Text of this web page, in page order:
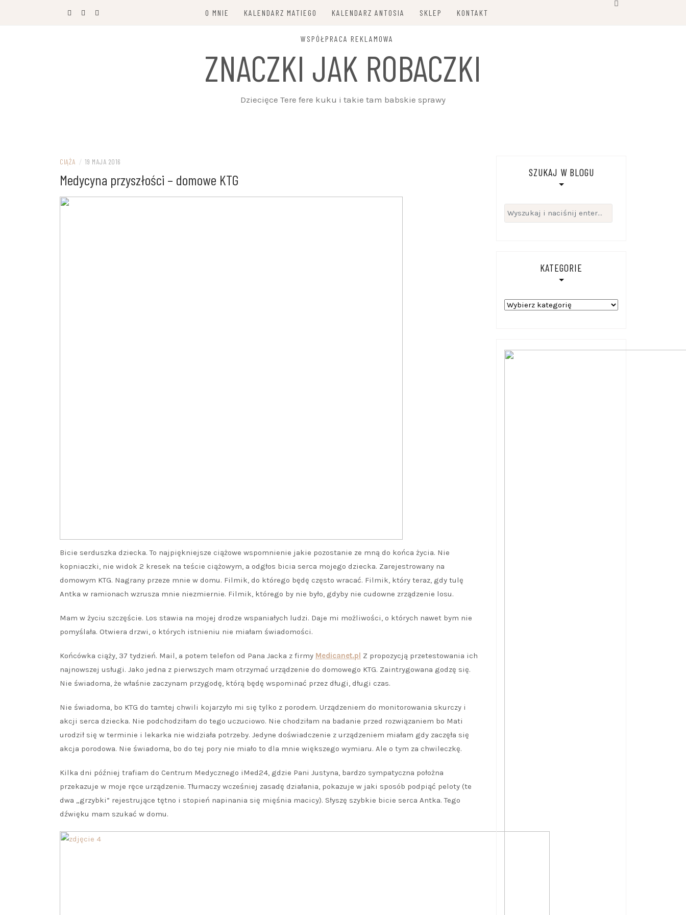
O MNIE KALENDARZ MATIEGO KALENDARZ ANTOSIA SKLEP KONTAKT
WSPÓŁPRACA REKLAMOWA
ZNACZKI JAK ROBACZKI
Dziecięce Tere fere kuku i takie tam babskie sprawy
CIĄŻA / 19 MAJA 2016
Medycyna przyszłości – domowe KTG
Bicie serduszka dziecka. To najpiękniejsze ciążowe wspomnienie jakie pozostanie ze mną do końca życia. Nie
kopniaczki, nie widok 2 kresek na teście ciążowym, a odgłos bicia serca mojego dziecka. Zarejestrowany na
domowym KTG. Nagrany przeze mnie w domu. Filmik, do którego będę często wracać. Filmik, który teraz, gdy tulę
Antka w ramionach wzrusza mnie niezmiernie. Filmik, którego by nie było, gdyby nie cudowne zrządzenie losu.
Mam w życiu szczęście. Los stawia na mojej drodze wspaniałych ludzi. Daje mi możliwości, o których nawet bym nie
pomyślała. Otwiera drzwi, o których istnieniu nie miałam świadomości.
Końcówka ciąży, 37 tydzień. Mail, a potem telefon od Pana Jacka z firmy Medicanet.pl Z propozycją przetestowania ich
najnowszej usługi. Jako jedna z pierwszych mam otrzymać urządzenie do domowego KTG. Zaintrygowana godzę się.
Nie świadoma, że właśnie zaczynam przygodę, którą będę wspominać przez długi, długi czas.
Nie świadoma, bo KTG do tamtej chwili kojarzyło mi się tylko z porodem. Urządzeniem do monitorowania skurczy i
akcji serca dziecka. Nie podchodziłam do tego uczuciowo. Nie chodziłam na badanie przed rozwiązaniem bo Mati
urodził się w terminie i lekarka nie widziała potrzeby. Jedyne doświadczenie z urządzeniem miałam gdy zaczęła się
akcja porodowa. Nie świadoma, bo do tej pory nie miało to dla mnie większego wymiaru. Ale o tym za chwileczkę.
Kilka dni później trafiam do Centrum Medycznego iMed24, gdzie Pani Justyna, bardzo sympatyczna położna
przekazuje w moje ręce urządzenie. Tłumaczy wcześniej zasadę działania, pokazuje w jaki sposób podpiąć peloty (te
dwa „grzybki” rejestrujące tętno i stopień napinania się mięśnia macicy). Słyszę szybkie bicie serca Antka. Tego
dźwięku mam szukać w domu.
SZUKAJ W BLOGU
Szukaj:
KATEGORIE
Kategorie